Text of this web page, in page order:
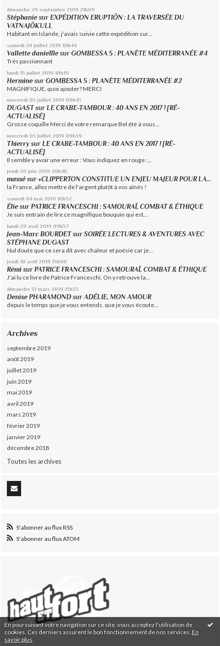
En poursuivant votre navigation sur ce site, vous acceptez l'utilisation de
cookies. Ces derniers assurent le bon fonctionnement de nos services. En
savoir plus
dimanche 29 septembre 2019 21h09
Stéphanie surEXPÉDITION ERUPTIÖN : LA TRAVERSÉE DU
VATNAJÖKULL
Habitant en Islande, j'avais suivie cette expédition sur...
samedi 20 juillet 2019 10h44
Vallette daniellle surGOMBESSA 5 : PLANÈTE MÉDITERRANÉE #4
Trés passionnant
lundi 15 juillet 2019 10h19
Hermine surGOMBESSA 5 : PLANÈTE MÉDITERRANÉE #2
MAGNIFIQUE, quoi ajouter? MERCI
mercredi 03 juillet 2019 09h43
DUGASTsurLE CRABE-TAMBOUR : 40 ANS EN 2017 ! [RÉ-
ACTUALISÉ]
Grosse coquille Merci de votre remarque Bel été à vous...
mercredi 03 juillet 2019 09h39
Thierry sur LE CRABE-TAMBOUR : 40 ANS EN 2017 ! [RÉ-
ACTUALISÉ]
Il semble y avoir une erreur : Vous indiquez en rouge :...
jeudi 20 juin 2019 20h46
massé sur«CLIPPERTON CONSTITUE UN ENJEU MAJEUR POUR LA...
la France, allez mettre de l'argent plutôt à vos aînés !
samedi 04 mai 2019 10h52
Élie surPATRICE FRANCESCHI : SAMOURAÏ, COMBAT & ÉTHIQUE
Je suis entrain de lire ce magnifique bouquin qui est...
lundi 29 avril 2019 09h57
Jean-Marc BOURDETsurSOIRÉE LECTURES & AVENTURES AVEC
STÉPHANE DUGAST
Nul doute que ce sera dit avec chaleur et poésie car je...
jeudi 18 avril 2019 15h00
Rémi surPATRICE FRANCESCHI : SAMOURAÏ, COMBAT & ÉTHIQUE
J'ai lu ce livre de Patrice Franceschi. On y retrouve la...
dimanche 31 mars 2019 15h35
Denise PHARAMOND surADÉLIE, MON AMOUR
depuis le temps que je vous entends, que je vous écoute...
Archives
septembre 2019
août 2019
juillet 2019
juin 2019
mai 2019
avril 2019
mars 2019
février 2019
janvier 2019
décembre 2018
Toutes les archives
S'abonner au flux RSS
S'abonner au flux ATOM